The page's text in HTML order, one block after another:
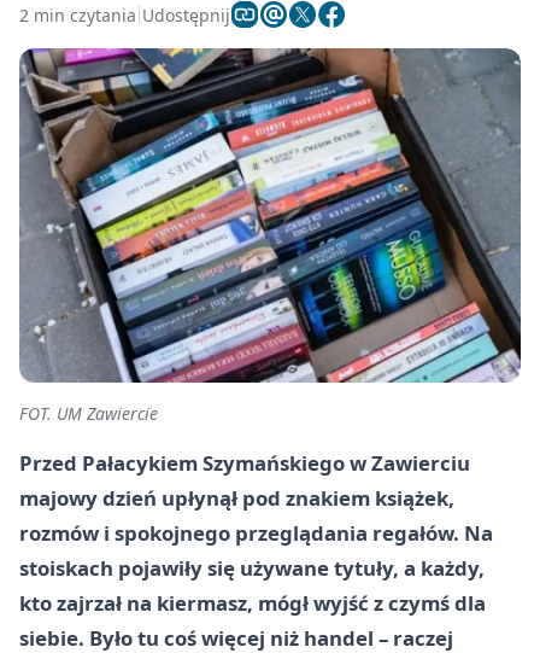
2 min czytania Udostępnij
FOT. UM Zawiercie
Przed Pałacykiem Szymańskiego w Zawierciu
majowy dzień upłynął pod znakiem książek,
rozmów i spokojnego przeglądania regałów. Na
stoiskach pojawiły się używane tytuły, a każdy,
kto zajrzał na kiermasz, mógł wyjść z czymś dla
siebie. Było tu coś więcej niż handel – raczej